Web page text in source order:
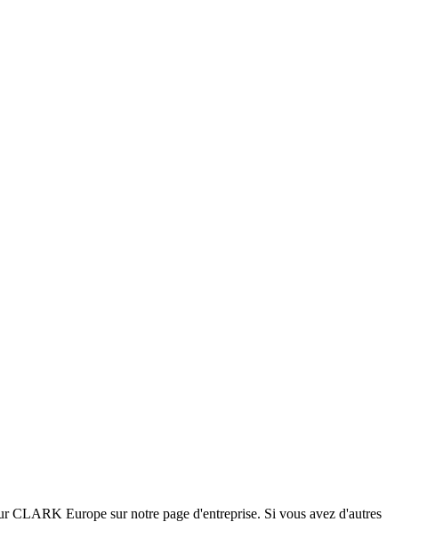
CLARK Europe sur notre page d'entreprise. Si vous avez d'autres